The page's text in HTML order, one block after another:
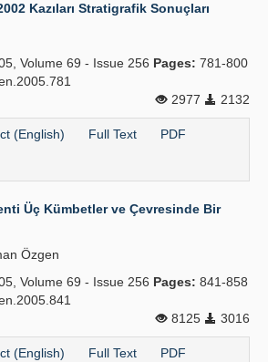
Kazıları Stratigrafik Sonuçları
Volume 69 - Issue 256 Pages: 781-800
2977
2132
(English) Full Text PDF
Üç Kümbetler ve Çevresinde Bir
Özgen
Volume 69 - Issue 256 Pages: 841-858
8125
3016
(English) Full Text PDF